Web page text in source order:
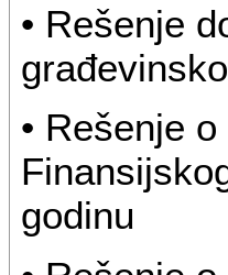
• Rešenje
• Rešenje
godinu